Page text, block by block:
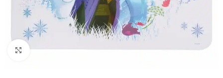
Πατήστε για μεγέθυνση